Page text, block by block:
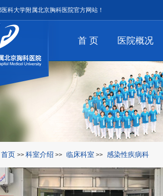
科大学附属北京胸科医院官方网站！
首 页 医院概况
首页 >> 科室介绍 >> 临床科室 >> 感染性疾病科